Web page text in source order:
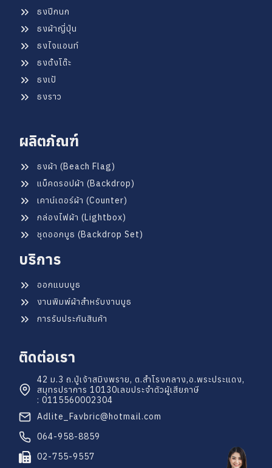
ธงปีกนก
ธงผ้าญี่ปุ่น
ธงไจแอนท์
ธงตั้งโต๊ะ
ธงเป้
ธงราว
ผลิตภัณฑ์
ธงผ้า (Beach Flag)
แบ็คดรอปผ้า (Backdrop)
เคาน์เตอร์ผ้า (Counter)
กล่องไฟผ้า (Lightbox)
ชุดออกบูธ (Backdrop Set)
บริการ
ออกแบบบูธ
งานพิมพ์ผ้าสำหรับงานบูธ
การรับประกันสินค้า
ติดต่อเรา
42 ม.3 ถ.ปู่เจ้าสมิงพราย, ต.สำโรงกลาง,อ.พระประแดง,
สมุทรปราการ 10130เลขประจำตัวผู้เสียภาษี
: 0115560002304
Adlite_Favbric@hotmail.com
064-958-8859
02-755-9557